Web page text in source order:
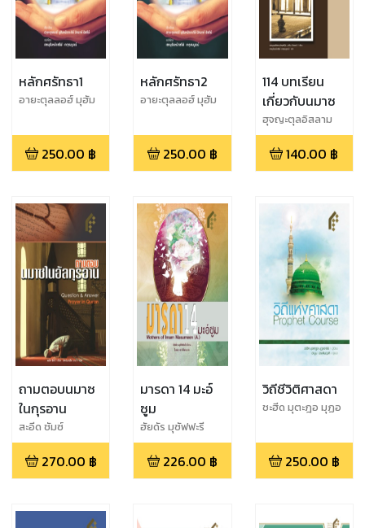
หลักศรัทธา1
อายะตุลลอฮ์ มุฮัม
ยัซดีย์
250.00 ฿
หลักศรัทธา2
อายะตุลลอฮ์ มุฮัม
ยัซดีย์
250.00 ฿
114 บทเรียน
เกี่ยวกับนมาซ
ฮุจญะตุลอิสลาม
วัลมุสลิมีน มุห์ซิน กิ
รออะตีย์140.00 ฿
ถามตอบนมาซ
ในกุรอาน
สะอีด ชัมซ์
270.00 ฿
มารดา 14 มะอ์
ซูม
ฮัยดัร มุซัฟฟะรี
226.00 ฿
วิถีชีวิติศาสดา
ชะฮีด มุตะฎอ มุฏอ
250.00 ฿